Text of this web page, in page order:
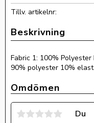
Tillv. artikelnr
Fabric 1: 100%
90% polyester 10%
Omdömen
Du